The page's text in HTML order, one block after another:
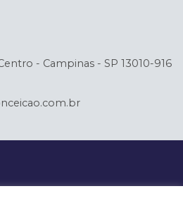
- Campinas - SP 13010-916